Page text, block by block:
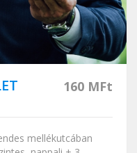
160 MFt
mellékutcában